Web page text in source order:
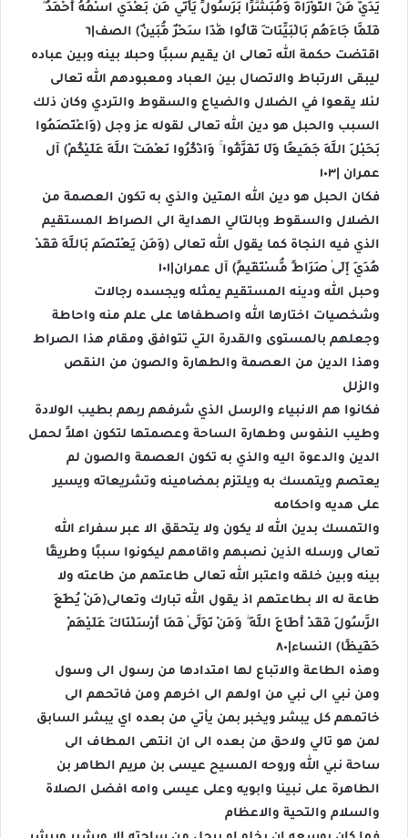
يَدَيَّ مِنَ التَّوْرَاةِ وَمُبَشِّرًا بِرَسُولٍ يَأْتِي مِن بَعْدِي اسْمُهُ أَحْمَدُ ۖ
فَلَمَّا جَاءَهُم بِالْبَيِّنَاتِ قَالُوا هَٰذَا سِحْرٌ مُّبِينٌ) الصف|٦
اقتضت حكمة الله تعالى ان يقيم سببًا وحبلا بينه وبين عباده
ليبقى الارتباط والاتصال بين العباد ومعبودهم الله تعالى
لئلا يقعوا في الضلال والضياع والسقوط والتردي وكان ذلك
السبب والحبل هو دين الله تعالى لقوله عز وجل (وَاعْتَصِمُوا
بِحَبْلِ اللَّهِ جَمِيعًا وَلَا تَفَرَّقُوا ۚ وَاذْكُرُوا نِعْمَتَ اللَّهِ عَلَيْكُمْ) آل
عمران |١٠٣
فكان الحبل هو دين الله المتين والذي به تكون العصمة من
الضلال والسقوط وبالتالي الهداية الى الصراط المستقيم
الذي فيه النجاة كما يقول الله تعالى (وَمَن يَعْتَصِم بِاللَّهِ فَقَدْ
هُدِيَ إِلَىٰ صِرَاطٍ مُّسْتَقِيمٍ) آل عمران|١٠١
وحبل الله ودينه المستقيم يمثله ويجسده رجالات
وشخصيات اختارها الله واصطفاها على علم منه واحاطة
وجعلهم بالمستوى والقدرة التي تتوافق ومقام هذا الصراط
وهذا الدين من العصمة والطهارة والصون من النقص
والزلل
فكانوا هم الانبياء والرسل الذي شرفهم ربهم بطيب الولادة
وطيب النفوس وطهارة الساحة وعصمتها لتكون اهلاً لحمل
الدين والدعوة اليه والذي به تكون العصمة والصون لم
يعتصم ويتمسك به ويلتزم بمضامينه وتشريعاته ويسير
على هديه واحكامه
والتمسك بدين الله لا يكون ولا يتحقق الا عبر سفراء الله
تعالى ورسله الذين نصبهم واقامهم ليكونوا سببًا وطريقًا
بينه وبين خلقه واعتبر الله تعالى طاعتهم من طاعته ولا
طاعة له الا بطاعتهم اذ يقول الله تبارك وتعالى(مَنْ يُطِعِ
الرَّسُولَ فَقَدْ أَطَاعَ اللَّهَ ۖ وَمَنْ تَوَلَّىٰ فَمَا أَرْسَلْنَاكَ عَلَيْهِمْ
حَفِيظًا) النساء|٨٠
وهذه الطاعة والاتباع لها امتدادها من رسول الى وسول
ومن نبي الى نبي من اولهم الى اخرهم ومن فاتحهم الى
خاتمهم كل يبشر ويخبر بمن يأتي من بعده اي يبشر السابق
لمن هو تالي ولاحق من بعده الى ان انتهى المطاف الى
ساحة نبي الله وروحه المسيح عيسى بن مريم الطاهر بن
الطاهرة على نبينا وابويه وعلى عيسى وامه افضل الصلاة
والسلام والتحية والاعظام